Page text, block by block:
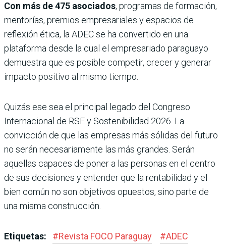
Con más de 475 asociados, programas de formación,
mentorías, premios empresariales y espacios de
reflexión ética, la ADEC se ha convertido en una
plataforma desde la cual el empresariado paraguayo
demuestra que es posible competir, crecer y generar
impacto positivo al mismo tiempo.
Quizás ese sea el principal legado del Congreso
Internacional de RSE y Sostenibilidad 2026. La
convicción de que las empresas más sólidas del futuro
no serán necesariamente las más grandes. Serán
aquellas capaces de poner a las personas en el centro
de sus decisiones y entender que la rentabilidad y el
bien común no son objetivos opuestos, sino parte de
una misma construcción.
Etiquetas: #Revista FOCO Paraguay #ADEC